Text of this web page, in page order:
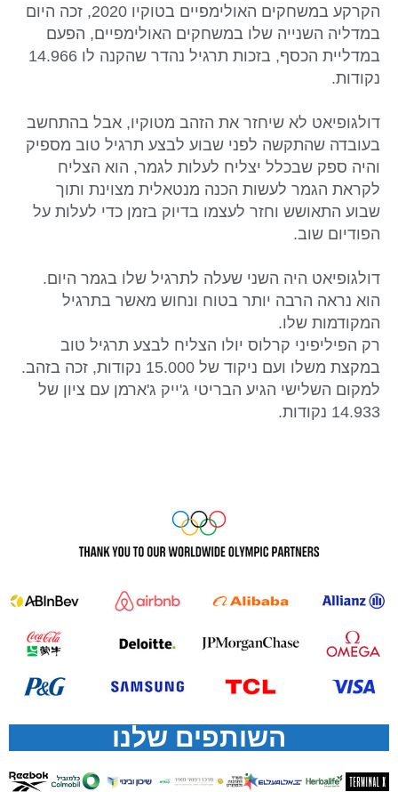
הקרקע במשחקים האולימפיים בטוקיו 2020, זכה היום
במדליה השנייה שלו במשחקים האולימפיים, הפעם
במדליית הכסף, בזכות תרגיל נהדר שהקנה לו 14.966
נקודות.
דולגופיאט לא שיחזר את הזהב מטוקיו, אבל בהתחשב
בעובדה שהתקשה לפני שבוע לבצע תרגיל טוב מספיק
והיה ספק שבכלל יצליח לעלות לגמר, הוא הצליח
לקראת הגמר לעשות הכנה מנטאלית מצוינת ותוך
שבוע התאושש וחזר לעצמו בדיוק בזמן כדי לעלות על
הפודיום שוב.
דולגופיאט היה השני שעלה לתרגיל שלו בגמר היום.
הוא נראה הרבה יותר בטוח ונחוש מאשר בתרגיל
המקודמות שלו.
רק הפיליפיני קרלוס יולו הצליח לבצע תרגיל טוב
במקצת משלו ועם ניקוד של 15.000 נקודות, זכה בזהב.
למקום השלישי הגיע הבריטי ג'ייק ג'ארמן עם ציון של
14.933 נקודות.
השותפים שלנו